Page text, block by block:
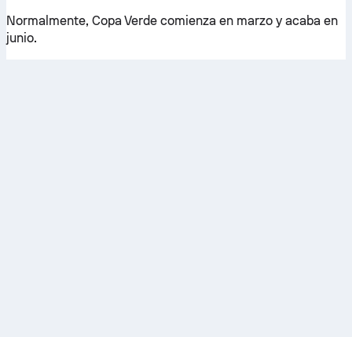
Normalmente, Copa Verde comienza en marzo y acaba en
junio.